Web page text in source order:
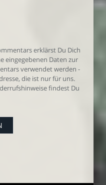
erklärst Du Dich
eingegebenen Daten zur
verwendet werden -
die ist nur für uns.
findest Du